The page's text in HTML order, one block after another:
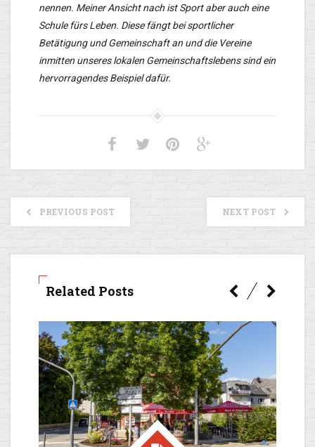
nennen. Meiner Ansicht nach ist Sport aber auch eine
Schule fürs Leben. Diese fängt bei sportlicher
Betätigung und Gemeinschaft an und die Vereine
inmitten unseres lokalen Gemeinschaftslebens sind ein
hervorragendes Beispiel dafür.
PREVIOUS POST NEXT POST
Related Posts